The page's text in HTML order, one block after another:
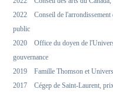
2022 Conseil de l'arrondissement
public
2020 Office du doyen de
gouvernance
2019 Famille Thomson et
2017 Cégep de Saint-Laurent,